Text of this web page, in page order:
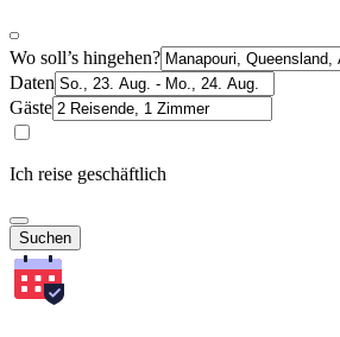
Wo soll’s hingehen?
Daten
Gäste
Ich reise geschäftlich
Suchen